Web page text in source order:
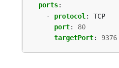
ports:
- protocol :
TCP
port:
80
targetPort: 9376